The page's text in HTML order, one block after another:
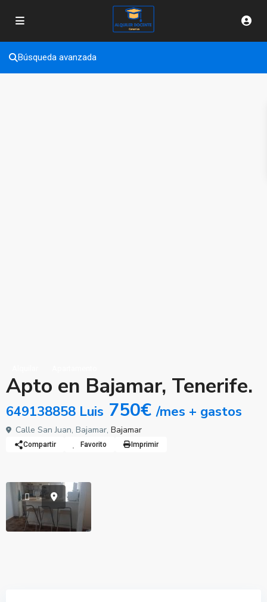
Búsqueda avanzada
Apto en Bajamar, Tenerife.
649138858 Luis 750€/mes + gastos
Calle San Juan, Bajamar, Bajamar
Compartir Favorito Imprimir